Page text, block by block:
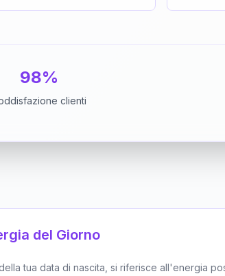
98%
clienti
del Giorno
tua data di nascita, si riferisce all'energia